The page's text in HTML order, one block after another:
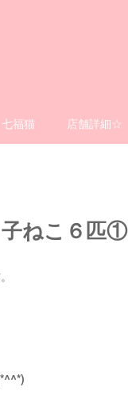
七福猫 店舗詳細☆
ねこ６匹①